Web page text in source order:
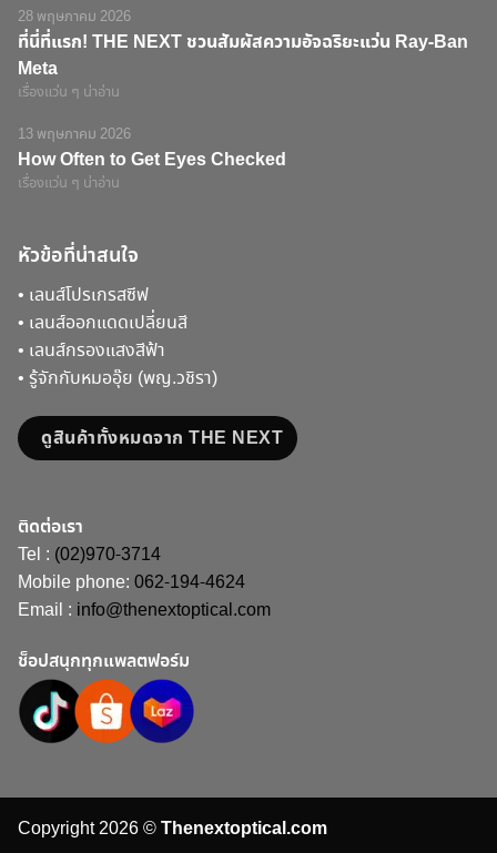
28 พฤษภาคม 2026
ที่นี่ที่แรก! THE NEXT ชวนสัมผัสความอัจฉริยะแว่น Ray-Ban
Meta
เรื่องแว่น ๆ น่าอ่าน
13 พฤษภาคม 2026
How Often to Get Eyes Checked
เรื่องแว่น ๆ น่าอ่าน
หัวข้อที่น่าสนใจ
• เลนส์โปรเกรสซีฟ
• เลนส์ออกแดดเปลี่ยนสี
• เลนส์กรองแสงสีฟ้า
• รู้จักกับหมออุ๊ย (พญ.วชิรา)
ดูสินค้าทั้งหมดจาก THE NEXT
ติดต่อเรา
Tel : (02)970-3714
Mobile phone: 062-194-4624
Email : info@thenextoptical.com
ช็อปสนุกทุกแพลตฟอร์ม
Copyright 2026 ©Thenextoptical.com